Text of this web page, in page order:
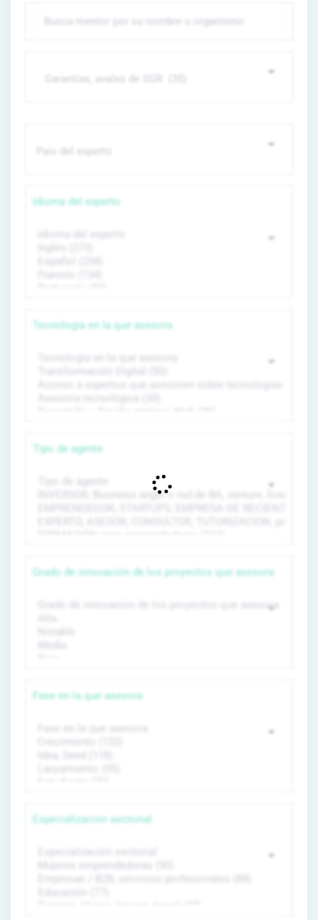
Idioma del experto
Tecnología en la que asesora
Tipo de agente
Grado de innovación de los proyectos que asesora
Fase en la que asesora
Especialización sectorial